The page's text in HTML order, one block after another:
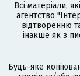
Всі матеріали,
агентство
відтворенню
інакше як з
Будь-яке